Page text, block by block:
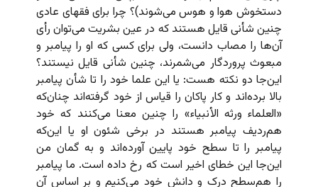
دستخوش هوا و هوس می‌شوند)؟ چرا برای فقهای عادی
چنین شأنی قایل هستند که در عین بشریت می‌توان رأی
آن‌ها را مصاب دانست، ولی برای کسی که او را پیامبر و
مبعوث پروردگار می‌شمرند، چنین شأنی قایل نیستند؟
این‌جا دو نکته هست: یا این علما خود را تا شأن پیامبر
بالا برده‌اند و کار پاکان را قیاس از خود گرفته‌اند چنان‌که
«العلماء ورثه الأنبیاء» را چنین معنا می‌کنند که خود
هم‌ردیف پیامبر هستند در برخی شئون او یا این‌که
پیامبر را تا سطح خود پایین آورده‌اند و به گمان من
این‌جا این خطای اخیر است که رخ داده است. ما پیامبر
را هم‌سطح درک و دانشِ خود می‌کنیم و بر اساس آن